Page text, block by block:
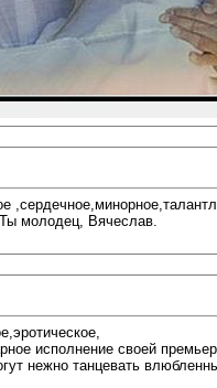
молодец, Вячеслав.
исполнение своей
нежно танцевать